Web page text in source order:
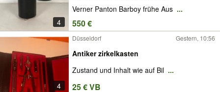
4
Verner Panton Barboy frühe Aus ...
550 €
4
Düsseldorf Gestern, 10:56
Antiker zirkelkasten
Zustand und Inhalt wie auf Bil ...
25 € VB